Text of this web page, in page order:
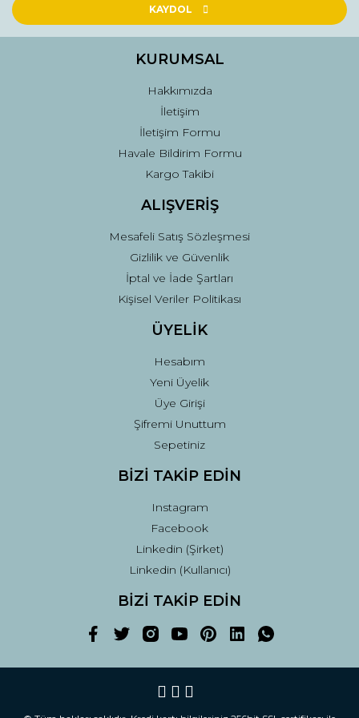
Ürün açıklamasında eksik bilgiler bulunuyor.
Ürün fiyatı diğer sitelerden daha pahalı.
Gönder
KAYDOL
KURUMSAL
Hakkımızda
İletişim
İletişim Formu
Havale Bildirim Formu
Kargo Takibi
ALIŞVERİŞ
Mesafeli Satış Sözleşmesi
Gizlilik ve Güvenlik
İptal ve İade Şartları
Kişisel Veriler Politikası
ÜYELİK
Hesabım
Yeni Üyelik
Üye Girişi
Şifremi Unuttum
Sepetiniz
BİZİ TAKİP EDİN
Instagram
Facebook
Linkedin (Şirket)
Linkedin (Kullanıcı)
BİZİ TAKİP EDİN